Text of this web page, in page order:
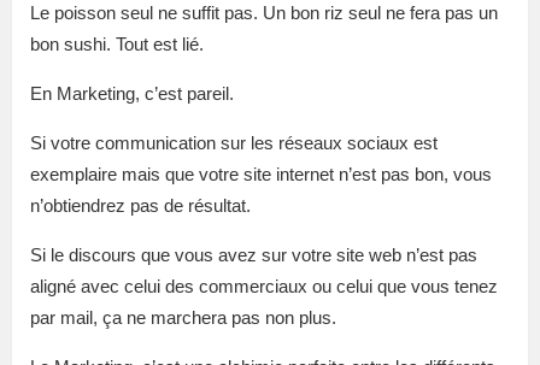
Le poisson seul ne suffit pas. Un bon riz seul ne fera pas un
bon sushi. Tout est lié.
En Marketing, c’est pareil.
Si votre communication sur les réseaux sociaux est
exemplaire mais que votre site internet n’est pas bon, vous
n’obtiendrez pas de résultat.
Si le discours que vous avez sur votre site web n’est pas
aligné avec celui des commerciaux ou celui que vous tenez
par mail, ça ne marchera pas non plus.